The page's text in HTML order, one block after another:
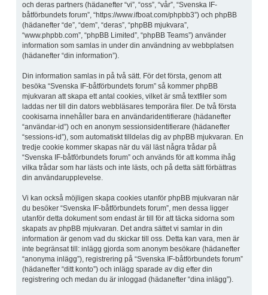
och deras partners (hädanefter “vi”, “oss”, “vår”, “Svenska IF-
båtförbundets forum”, “https://www.ifboat.com/phpbb3”) och phpBB
(hädanefter “de”, “dem”, “deras”, “phpBB mjukvara”,
“www.phpbb.com”, “phpBB Limited”, “phpBB Teams”) använder
information som samlas in under din användning av webbplatsen
(hädanefter “din information”).
Din information samlas in på två sätt. För det första, genom att
besöka “Svenska IF-båtförbundets forum” så kommer phpBB
mjukvaran att skapa ett antal cookies, vilket är små textfiler som
laddas ner till din dators webbläsares temporära filer. De två första
cookisarna innehåller bara en användaridentifierare (hädanefter
“användar-id”) och en anonym sessionsidentifierare (hädanefter
“sessions-id”), som automatiskt tilldelas dig av phpBB mjukvaran. En
tredje cookie kommer skapas när du väl läst några trådar på
“Svenska IF-båtförbundets forum” och används för att komma ihåg
vilka trådar som har lästs och inte lästs, och på detta sätt förbättras
din användarupplevelse.
Vi kan också möjligen skapa cookies utanför phpBB mjukvaran när
du besöker “Svenska IF-båtförbundets forum”, men dessa ligger
utanför detta dokument som endast är till för att täcka sidorna som
skapats av phpBB mjukvaran. Det andra sättet vi samlar in din
information är genom vad du skickar till oss. Detta kan vara, men är
inte begränsat till: inlägg gjorda som anonym besökare (hädanefter
“anonyma inlägg”), registrering på “Svenska IF-båtförbundets forum”
(hädanefter “ditt konto”) och inlägg sparade av dig efter din
registrering och medan du är inloggad (hädanefter “dina inlägg”).